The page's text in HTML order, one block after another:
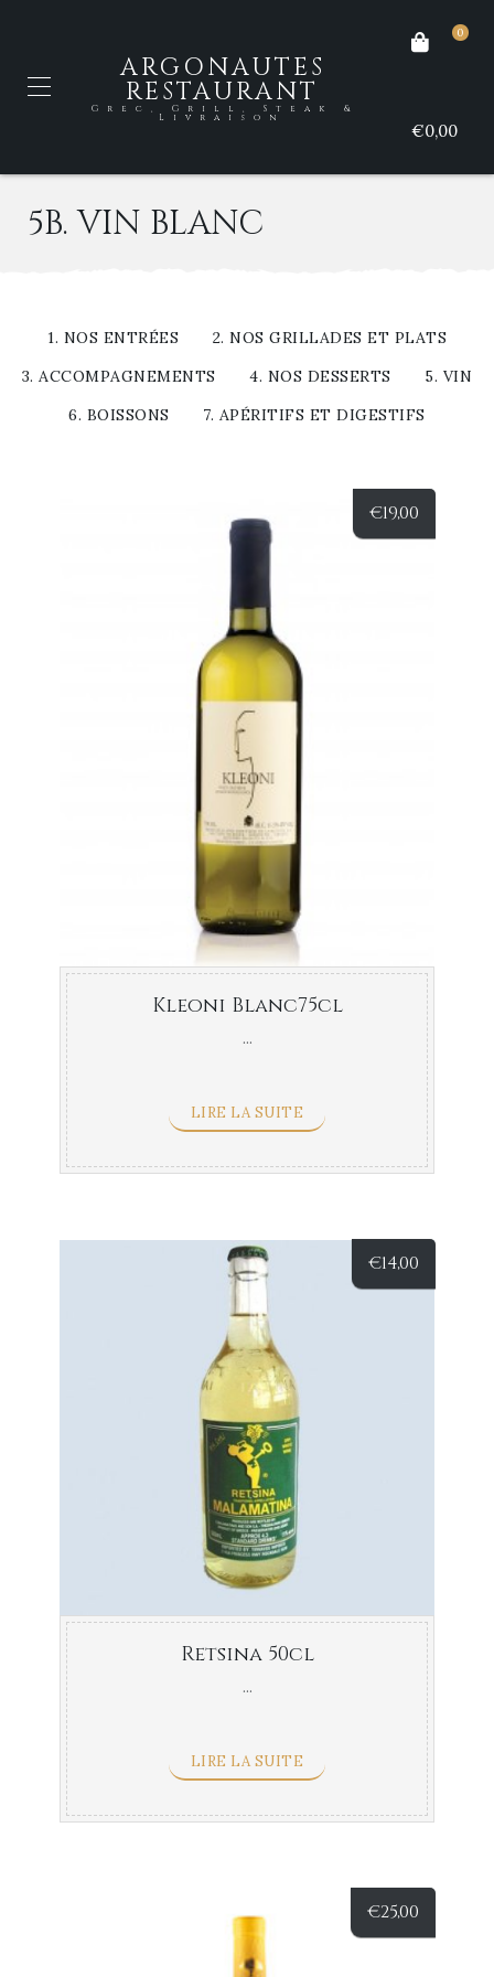
ARGONAUTES
RESTAURANT
Grec, Grill, Steak &
Livraison
0
€0,00
5B. VIN BLANC
1. NOS ENTRÉES
2. NOS GRILLADES ET PLATS
3. ACCOMPAGNEMENTS
4. NOS DESSERTS
5. VIN
6. BOISSONS
7. APÉRITIFS ET DIGESTIFS
€19,00
Kleoni Blanc75cl
...
LIRE LA SUITE
€14,00
Retsina 50cl
...
LIRE LA SUITE
€25,00